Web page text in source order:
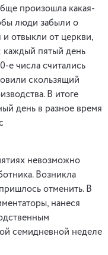
произошла какая-
люди забыли о
и отвыкли от церкви,
каждый пятый день
е числа считались
скользящий
В итоге
день в разное время
невозможно
Возникла
отменить. В
нанеся
семидневной неделе